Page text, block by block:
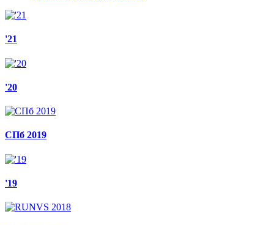
'21
'20
СПб 2019
'19